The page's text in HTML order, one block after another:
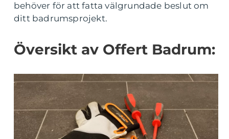
behöver för att fatta välgrundade beslut om
ditt badrumsprojekt.
Översikt av Offert Badrum: